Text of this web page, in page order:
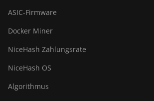
ASIC-Firmware
Docker Miner
NiceHash Zahlungsrate
NiceHash OS
Algorithmus